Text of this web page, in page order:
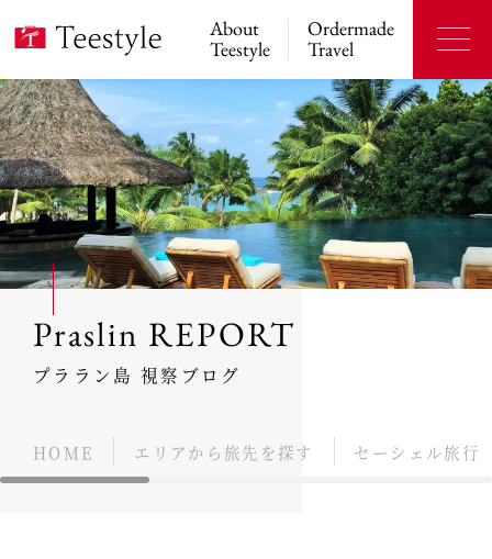
About
Teestyle
Ordermade
Travel
Praslin REPORT
プララン島 視察ブログ
HOME エリアから旅先を探す セーシェル旅行